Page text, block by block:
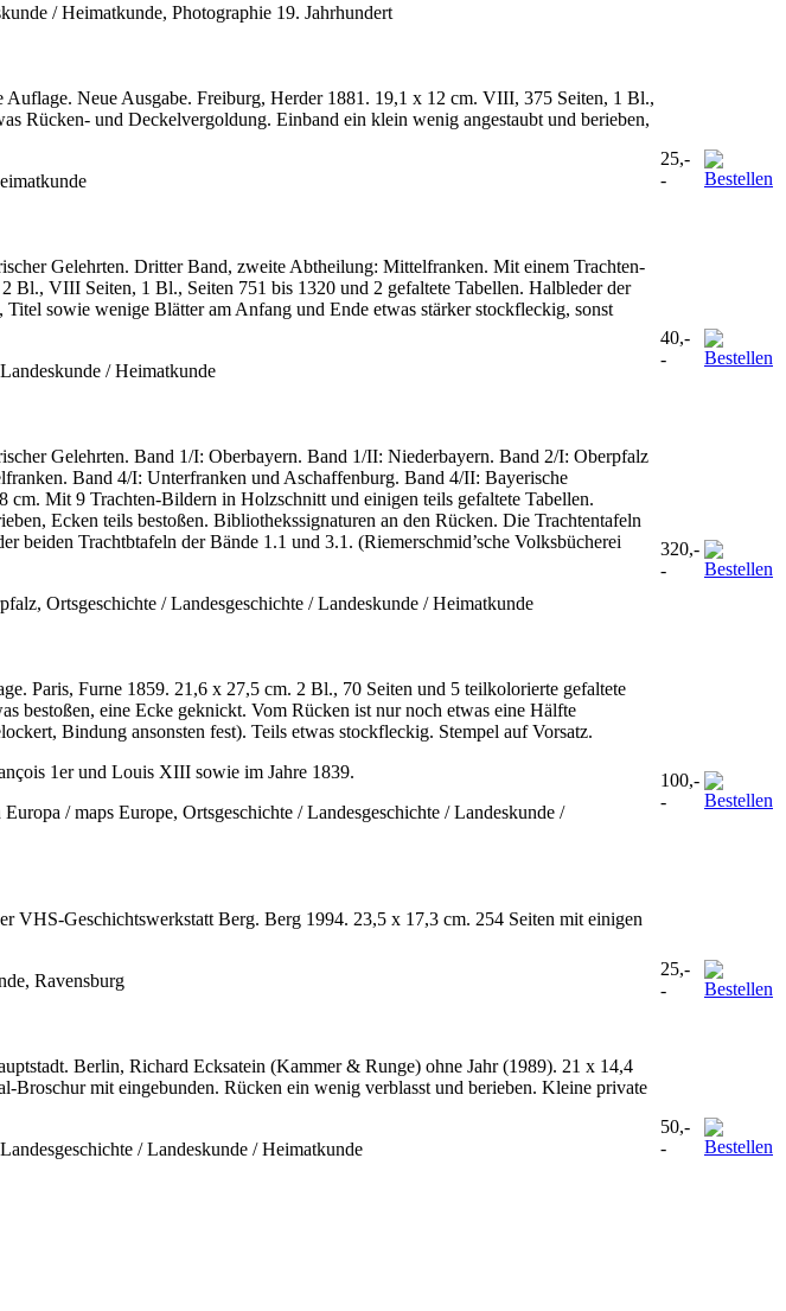
/ Heimatkunde, Photographie 19. Jahrhundert
Neue Ausgabe. Freiburg, Herder 1881. 19,1 x 12 cm. VIII, 375 Seiten, 1 Bl.,
Rücken- und Deckelvergoldung. Einband ein klein wenig angestaubt und berieben,
25,-
-
Gelehrten. Dritter Band, zweite Abtheilung: Mittelfranken. Mit einem Trachten-
VIII Seiten, 1 Bl., Seiten 751 bis 1320 und 2 gefaltete Tabellen. Halbleder der
sowie wenige Blätter am Anfang und Ende etwas stärker stockfleckig, sonst
/ Heimatkunde
40,-
-
Gelehrten. Band 1/I: Oberbayern. Band 1/II: Niederbayern. Band 2/I: Oberpfalz
Band 4/I: Unterfranken und Aschaffenburg. Band 4/II: Bayerische
Mit 9 Trachten-Bildern in Holzschnitt und einigen teils gefaltete Tabellen.
Ecken teils bestoßen. Bibliothekssignaturen an den Rücken. Die Trachtentafeln
Trachtbtafeln der Bände 1.1 und 3.1. (Riemerschmid’sche Volksbücherei
Ortsgeschichte / Landesgeschichte / Landeskunde / Heimatkunde
320,-
-
Paris, Furne 1859. 21,6 x 27,5 cm. 2 Bl., 70 Seiten und 5 teilkolorierte gefaltete
bestoßen, eine Ecke geknickt. Vom Rücken ist nur noch etwas eine Hälfte
Bindung ansonsten fest). Teils etwas stockfleckig. Stempel auf Vorsatz.
1er und Louis XIII sowie im Jahre 1839.
/ maps Europe, Ortsgeschichte / Landesgeschichte / Landeskunde /
100,-
-
VHS-Geschichtswerkstatt Berg. Berg 1994. 23,5 x 17,3 cm. 254 Seiten mit einigen
Ravensburg
25,-
-
Berlin, Richard Ecksatein (Kammer & Runge) ohne Jahr (1989). 21 x 14,4
mit eingebunden. Rücken ein wenig verblasst und berieben. Kleine private
/ Landeskunde / Heimatkunde
50,-
-